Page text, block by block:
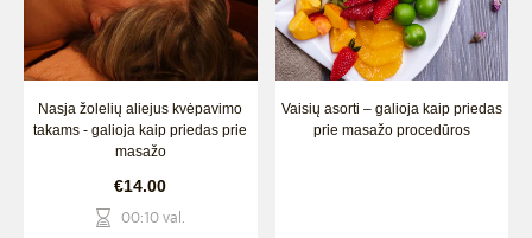
Nasja žolelių aliejus kvėpavimo
takams - galioja kaip priedas prie
masažo
€14.00
00:10 val.
Vaisių asorti – galioja kaip priedas
prie masažo procedūros